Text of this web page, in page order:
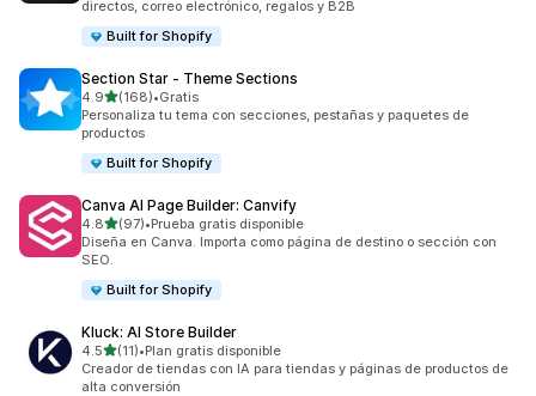
directos, correo electrónico, regalos y B2B
Built for Shopify
Section Star ‑ Theme Sections
4.9de 5 estrellas
(168)
168 reseñas en total
•Gratis
Personaliza tu tema con secciones, pestañas y paquetes de
productos
Built for Shopify
Canva AI Page Builder: Canvify
4.8de 5 estrellas
(97)
97 reseñas en total
•Prueba gratis disponible
Diseña en Canva. Importa como página de destino o sección con
SEO.
Built for Shopify
Kluck: AI Store Builder
4.5de 5 estrellas
(11)
11 reseñas en total
•Plan gratis disponible
Creador de tiendas con IA para tiendas y páginas de productos de
alta conversión